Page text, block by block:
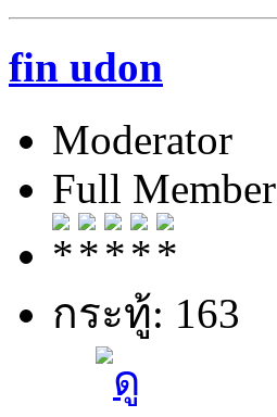
fin udon
Moderator
Full Member
กระทู้: 163